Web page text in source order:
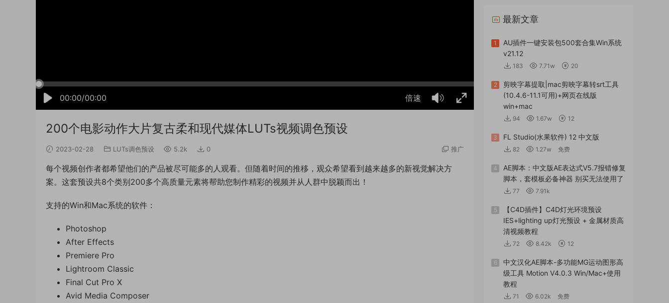
00:00/00:00 倍速
200个电影动作大片复古柔和现代媒体LUTs视频调色预设
2023-02-28 LUTs调色预设 5.2k 0 推广
每个视频创作者都希望他们的产品被尽可能多的人观看。但随着时间的推移，观众希望看到越来越多的新视觉解决方
案。这套预设共8个类别200多个高质量元素将帮助您制作精彩的视频并从人群中脱颖而出！
支持的Win和Mac系统的软件：
Photoshop
After Effects
Premiere Pro
Lightroom Classic
Final Cut Pro X
Avid Media Composer
最新文章
1
AU插件一键安装包500套合集Win系统
v21.12
183 7.71w 20
2
剪映字幕提取|mac剪映字幕转srt工具
(10.4.6-11.1可用)+网页在线版
win+mac
94 1.67w 12
3 FL Studio(水果软件) 12 中文版
82 1.27w 免费
4
AE脚本：中文版AE表达式V5.7报错修复
脚本，套模板必备神器 别买无法使用了
77 7.91k
5
【C4D插件】C4D灯光环境预设
IES+lighting up灯光预设 + 金属材质高
清视频教程
72 8.42k 12
6
中文汉化AE脚本-多功能MG运动图形高
级工具 Motion V4.0.3 Win/Mac+使用
教程
71 6.02k 免费